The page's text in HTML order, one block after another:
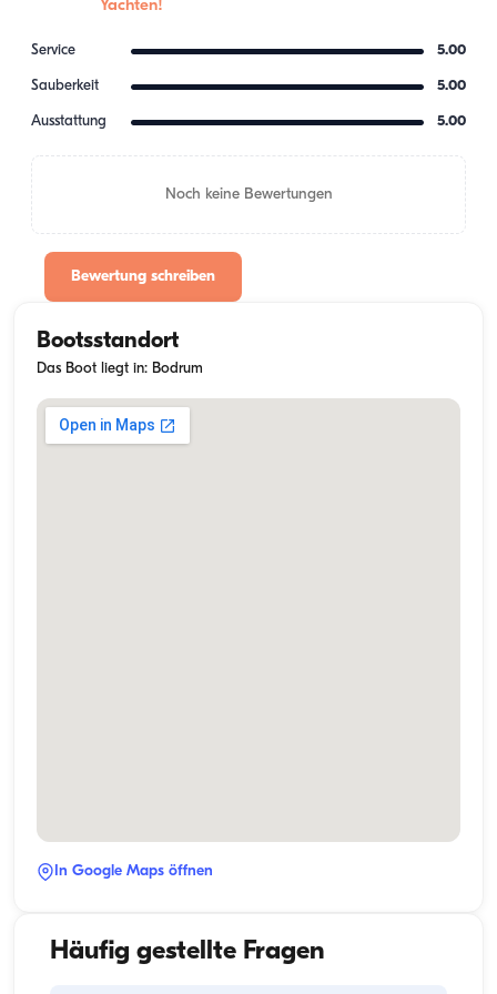
Yachten!
Service 5.00
Sauberkeit 5.00
Ausstattung 5.00
Noch keine Bewertungen
Bewertung schreiben
Bootsstandort
Das Boot liegt in: Bodrum
In Google Maps öffnen
Häufig gestellte Fragen